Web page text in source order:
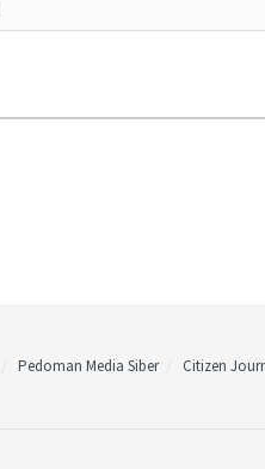
Pedoman Media Siber Citizen